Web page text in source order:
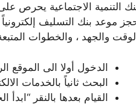
التنمية الاجتماعية يحرص
موعد بنك التسليف
الوقت والجهد ، والخطوات
الدخول أولا الى الموقع
البحث ثانياً بالخدمات
القيام بعدها بالنقر “ابدأ